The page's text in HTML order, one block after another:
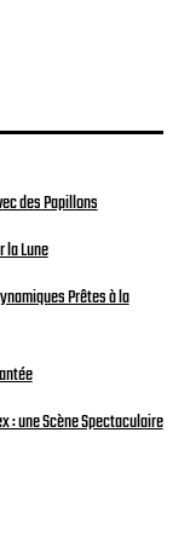
des Papillons
la Lune
Prêtes à la
: une Scène Spectaculaire